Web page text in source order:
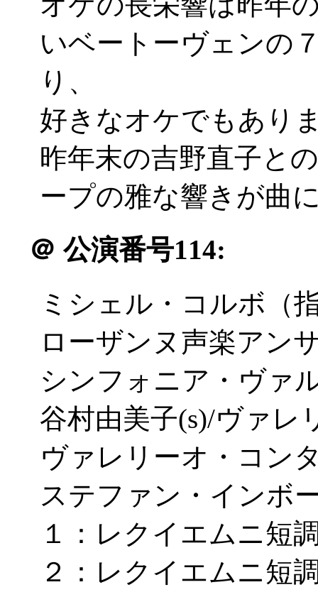
いベートーヴェンの
り、
好きなオケでもあり
昨年末の吉野直子と
ープの雅な響きが曲
＠ 公演番号114:
ミシェル・コルボ（
ローザンヌ声楽アン
シンフォニア・ヴァ
谷村由美子(s)/ヴァレ
ヴァレリーオ・コン
ステファン・インボ
１：レクイエムニ短
２：レクイエムニ短